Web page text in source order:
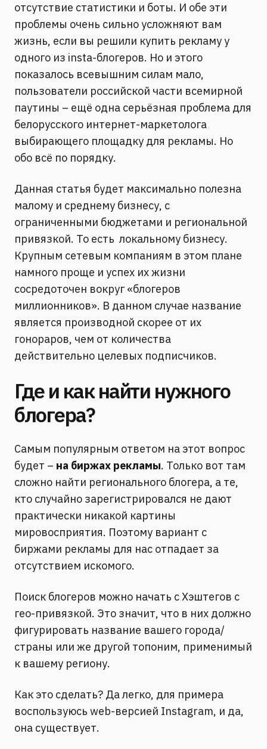
отсутствие статистики и боты. И обе эти
проблемы очень сильно усложняют вам
жизнь, если вы решили купить рекламу у
одного из insta-блогеров. Но и этого
показалось всевышним силам мало,
пользователи российской части всемирной
паутины – ещё одна серьёзная проблема для
белорусского интернет-маркетолога
выбирающего площадку для рекламы. Но
обо всё по порядку.
Данная статья будет максимально полезна
малому и среднему бизнесу, с
ограниченными бюджетами и региональной
привязкой. То есть локальному бизнесу.
Крупным сетевым компаниям в этом плане
намного проще и успех их жизни
сосредоточен вокруг «блогеров
миллионников». В данном случае название
является производной скорее от их
гонораров, чем от количества
действительно целевых подписчиков.
Где и как найти нужного
блогера?
Самым популярным ответом на этот вопрос
будет – на биржах рекламы. Только вот там
сложно найти регионального блогера, а те,
кто случайно зарегистрировался не дают
практически никакой картины
мировосприятия. Поэтому вариант с
биржами рекламы для нас отпадает за
отсутствием искомого.
Поиск блогеров можно начать с Хэштегов с
гео-привязкой. Это значит, что в них должно
фигурировать название вашего города/
страны или же другой топоним, применимый
к вашему региону.
Как это сделать? Да легко, для примера
воспользуюсь web-версией Instagram, и да,
она существует.